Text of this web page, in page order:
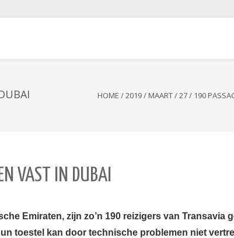
HOME /2019/ MAART/27/ 190
VAST IN DUBAI
Emiraten, zijn zo’n 190 reizigers van Transavia
toestel kan door technische problemen niet